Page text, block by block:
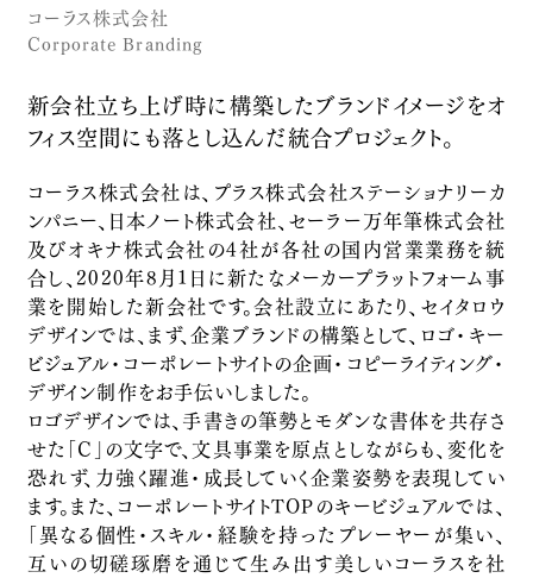
Aqua Clara
Product Branding
高千穂零
高千穂酒造
Product Branding
MEET IN TOKYO
Design
chacott
チャコット株式会社
Design
Marginal Art Fair / 余白のアートフェア
福島広野
行政関連
水災害・水防災に対する認知促進業務
国土交通省・一般財団法人河川情報センター
行政関連
「Wesmo!」ローンチプロモーション
コーラス株式会社
Corporate Branding
新会社立ち上げ時に構築したブランドイメージをオ
フィス空間にも落とし込んだ統合プロジェクト。
コーラス株式会社は、プラス株式会社ステーショナリーカ
ンパニー、日本ノート株式会社、セーラー万年筆株式会社
及びオキナ株式会社の4社が各社の国内営業業務を統
合し、2020年8月1日に新たなメーカープラットフォーム事
業を開始した新会社です。会社設立にあたり、セイタロウ
デザインでは、まず、企業ブランドの構築として、ロゴ・キー
ビジュアル・コーポレートサイトの企画・コピーライティング・
デザイン制作をお手伝いしました。
ロゴデザインでは、手書きの筆勢とモダンな書体を共存さ
せた「C」の文字で、文具事業を原点としながらも、変化を
恐れず、力強く躍進・成長していく企業姿勢を表現してい
ます。また、コーポレートサイトTOPのキービジュアルでは、
「異なる個性・スキル・経験を持ったプレーヤーが集い、
互いの切磋琢磨を通じて生み出す美しいコーラスを社